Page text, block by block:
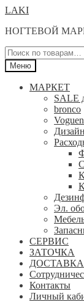
Перейти
навигации
Перейти
содержимому
LAKI
НОГТЕВОЙ
Искать:
Меню
МАРКЕТ
SALE
bronco
Дизайн
Эл.
СЕРВИС
ЗАТОЧКА
ДОСТАВКА
Контакты
Личный